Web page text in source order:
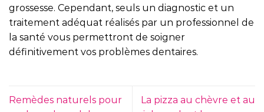
grossesse. Cependant, seuls un diagnostic et un
traitement adéquat réalisés par un professionnel de
la santé vous permettront de soigner
définitivement vos problèmes dentaires.
Remèdes naturels pour
La pizza au chèvre et au